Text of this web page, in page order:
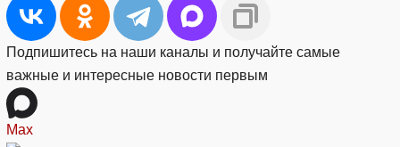
Подпишитесь на наши каналы и получайте самые
важные и интересные новости первым
Max